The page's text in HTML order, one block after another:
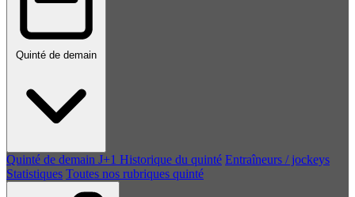
Quinté de demain
Quinté de demain J+1 Historique du quinté Entraîneurs / jockeys
Statistiques Toutes nos rubriques quinté